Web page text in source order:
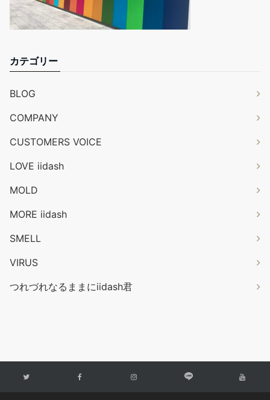
カテゴリー
BLOG
COMPANY
CUSTOMERS VOICE
LOVE iidash
MOLD
MORE iidash
SMELL
VIRUS
つれづれなるままにiidash君